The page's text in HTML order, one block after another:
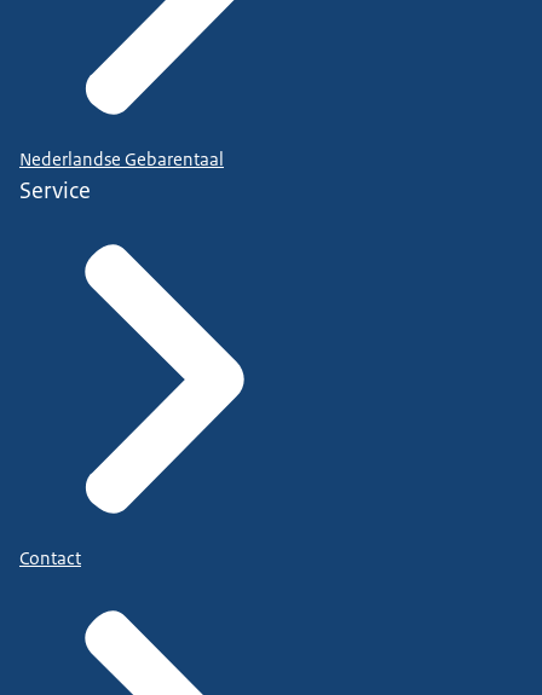
Nederlandse Gebarentaal
Service
Contact